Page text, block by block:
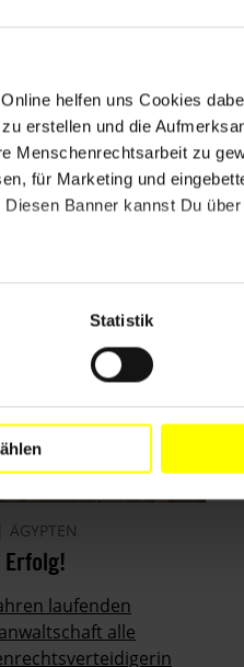
helfen uns Cookies
erstellen und die
Menschenrechtsarbeit zu
für Marketing und
Banner kannst Du
Statistik
des
wird sie verfolgt,
Setz dich für ihre
ÄGYPTEN
Erfolg!
laufenden
alle